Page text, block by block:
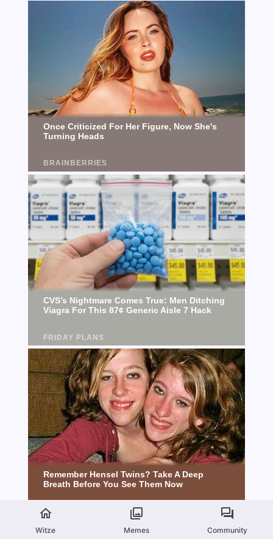
Witze Memes Community